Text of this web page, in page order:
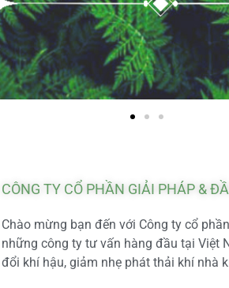
CÔNG TY CỔ PHẦN GIẢI PHÁP &
Chào mừng bạn đến với Công ty cổ
những công ty tư vấn hàng đầu tại Việt
đổi khí hậu, giảm nhẹ phát thải khí nhà